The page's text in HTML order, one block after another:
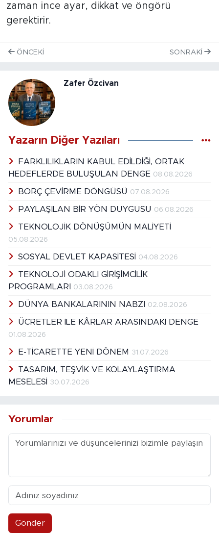
zaman ince ayar, dikkat ve öngörü
gerektirir.
ÖNCEKI SONRAKI
Zafer Özcivan
Yazarın Diğer Yazıları
FARKLILIKLARIN KABUL EDİLDİĞİ, ORTAK
HEDEFLERDE BULUŞULAN DENGE 08.08.2026
BORÇ ÇEVİRME DÖNGÜSÜ 07.08.2026
PAYLAŞILAN BİR YÖN DUYGUSU 06.08.2026
TEKNOLOJİK DÖNÜŞÜMÜN MALİYETİ
05.08.2026
SOSYAL DEVLET KAPASİTESİ 04.08.2026
TEKNOLOJİ ODAKLI GİRİŞİMCİLİK
PROGRAMLARI
03.08.2026
DÜNYA BANKALARININ NABZI 02.08.2026
ÜCRETLER İLE KÂRLAR ARASINDAKİ DENGE
01.08.2026
E-TİCARETTE YENİ DÖNEM 31.07.2026
TASARIM, TEŞVİK VE KOLAYLAŞTIRMA
MESELESİ
30.07.2026
Yorumlar
Gönder